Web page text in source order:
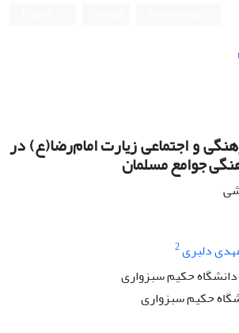
و اجتماعی زیارت امام‌رضا(ع) در
جوامع مسلمان
دلبری2
دانشگاه حکیم سبزواری
حکیم سبزواری